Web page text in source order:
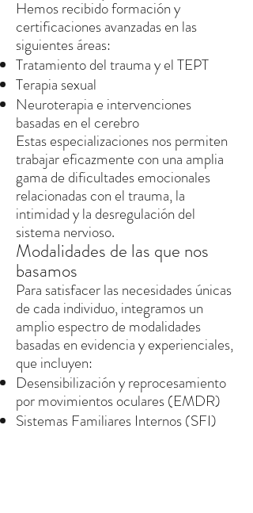
Hemos recibido formación y
certificaciones avanzadas en las
siguientes áreas:
Tratamiento del trauma y el TEPT
Terapia sexual
Neuroterapia e intervenciones
basadas en el cerebro
Estas especializaciones nos permiten
trabajar eficazmente con una amplia
gama de dificultades emocionales
relacionadas con el trauma, la
intimidad y la desregulación del
sistema nervioso.
Modalidades de las que nos
basamos
Para satisfacer las necesidades únicas
de cada individuo, integramos un
amplio espectro de modalidades
basadas en evidencia y experienciales,
que incluyen:
Desensibilización y reprocesamiento
por movimientos oculares (EMDR)
Sistemas Familiares Internos (SFI)